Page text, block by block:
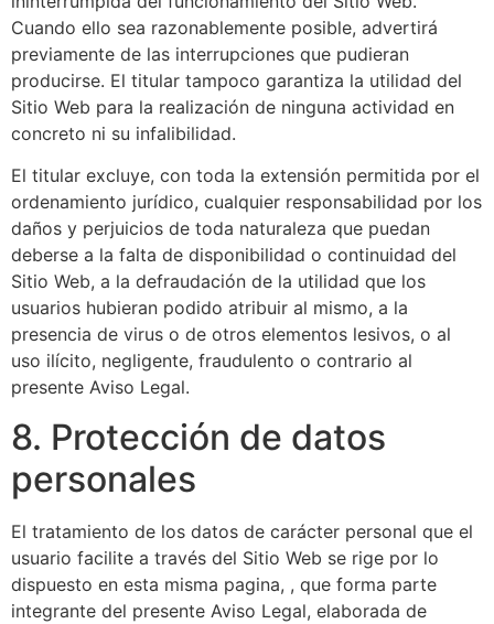
Cuando ello sea razonablemente posible, advertirá
previamente de las interrupciones que pudieran
producirse. El titular tampoco garantiza la utilidad del
Sitio Web para la realización de ninguna actividad en
concreto ni su infalibilidad.
El titular excluye, con toda la extensión permitida por el
ordenamiento jurídico, cualquier responsabilidad por los
daños y perjuicios de toda naturaleza que puedan
deberse a la falta de disponibilidad o continuidad del
Sitio Web, a la defraudación de la utilidad que los
usuarios hubieran podido atribuir al mismo, a la
presencia de virus o de otros elementos lesivos, o al
uso ilícito, negligente, fraudulento o contrario al
presente Aviso Legal.
8. Protección de datos
personales
El tratamiento de los datos de carácter personal que el
usuario facilite a través del Sitio Web se rige por lo
dispuesto en esta misma pagina, , que forma parte
integrante del presente Aviso Legal, elaborada de